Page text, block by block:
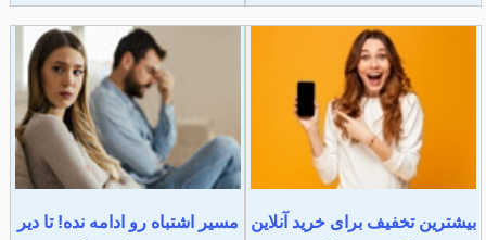
بیشترین تخفیف برای خرید آنلاین
مسیر اشتباه رو ادامه نده! تا دیر